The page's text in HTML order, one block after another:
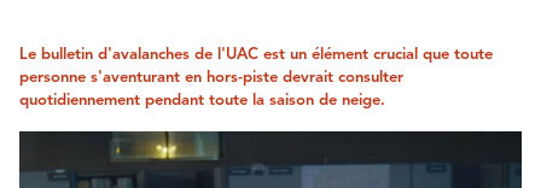
Le bulletin d'avalanches de l'UAC est un élément crucial que toute
personne s'aventurant en hors-piste devrait consulter
quotidiennement pendant toute la saison de neige.